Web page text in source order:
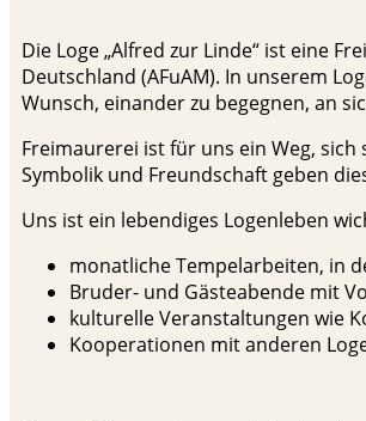
Die Loge „Alfred zur Linde“ ist eine
Deutschland (AFuAM). In unserem
Wunsch, einander zu begegnen, an
Freimaurerei ist für uns ein Weg,
Symbolik und Freundschaft geben
Uns ist ein lebendiges Logenleben
monatliche Tempelarbeiten, in
Bruder- und Gästeabende mit
kulturelle Veranstaltungen wie
Kooperationen mit anderen